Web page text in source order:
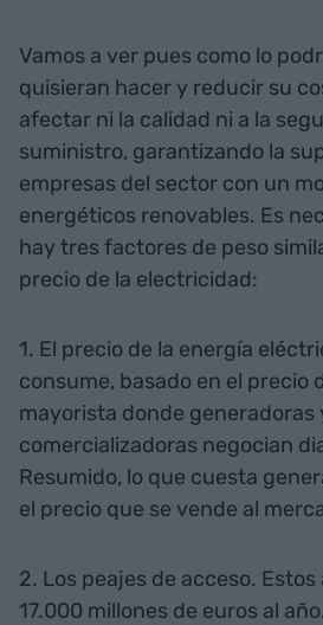
Vamos a ver pues como lo
quisieran hacer y reducir su
afectar ni la calidad ni a la
suministro, garantizando la
empresas del sector con un
energéticos renovables. Es
hay tres factores de peso
precio de la electricidad:
1. El precio de la energía
consume, basado en el precio
mayorista donde generadoras
comercializadoras negocian
Resumido, lo que cuesta
el precio que se vende al
2. Los peajes de acceso.
17.000 millones de euros al